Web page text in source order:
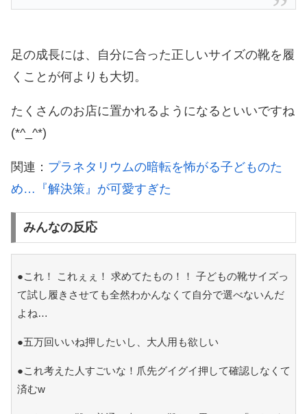
足の成長には、自分に合った正しいサイズの靴を履
くことが何よりも大切。
たくさんのお店に置かれるようになるといいですね
(*^_^*)
関連： プラネタリウムの暗転を怖がる子どものた
め…『解決策』が可愛すぎた
みんなの反応
●これ！ これぇぇ！ 求めてたもの！！ 子どもの靴サイズっ
て試し履きさせても全然わかんなくて自分で選べないんだ
よね…
●五万回いいね押したいし、大人用も欲しい
●これ考えた人すごいな！爪先グイグイ押して確認しなくて
済むw